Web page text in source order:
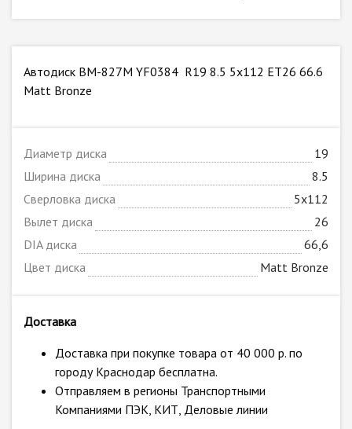
Автодиск BM-827M YF0384 R19 8.5 5x112 ET26 66.6
Matt Bronze
Диаметр диска
19
Ширина диска
8.5
Сверловка диска
5x112
Вылет диска
26
DIA диска
66,6
Цвет диска
Matt Bronze
Доставка
Доставка при покупке товара от 40 000 р. по
городу Краснодар бесплатна.
Отправляем в регионы Транспортными
Компаниями ПЭК, КИТ, Деловые линии